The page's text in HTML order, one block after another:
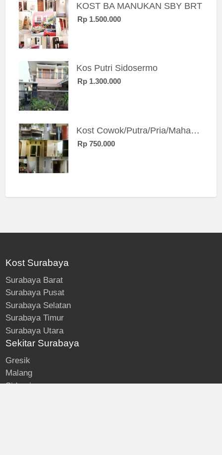
KOST BA MANUKAN SBY BRT
Rp 1.500.000
Kos Putri Sidosermo
Rp 1.300.000
Kost Cowok/Putra/Pria/Mahasiswa/Karyawan SIngle eksklusif bangunan baru
Rp 750.000
Kost Surabaya
Surabaya Barat
Surabaya Pusat
Surabaya Selatan
Surabaya Timur
Surabaya Utara
Sekitar Surabaya
Gresik
Malang
Sidoarjo